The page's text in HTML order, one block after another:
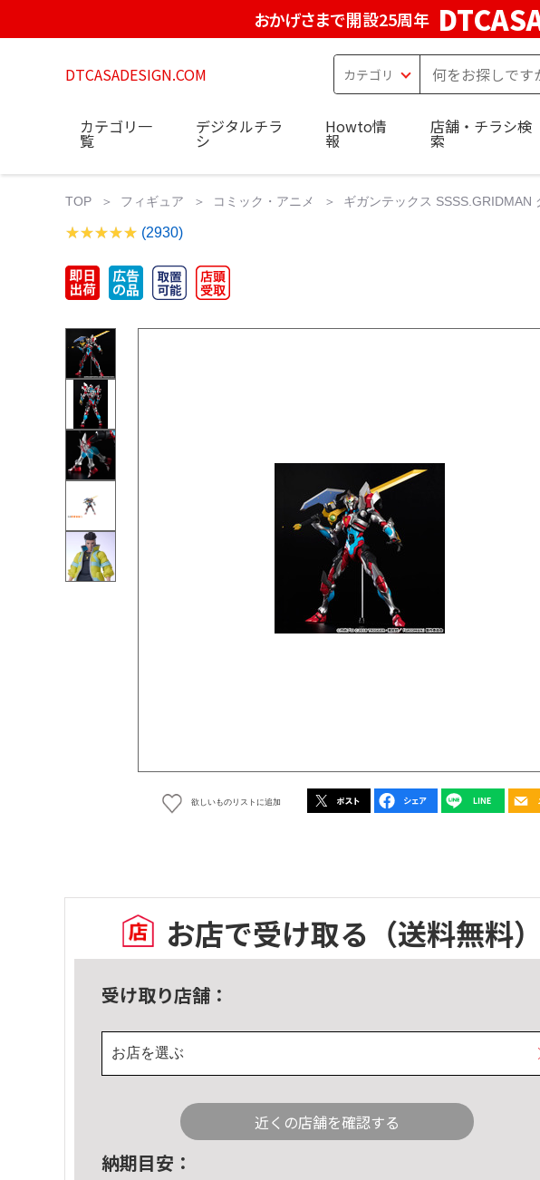
おかげさまで開設25周年
DTCASADESIGN.COM
カテゴリ一
覧
デジタルチラ
シ
Howto情
報
店舗・チラシ検
索
TOP フィギュア コミック・アニメ ギガンテックス
(2930)
欲しいものリストに追加
お店で受け取る （送料無料）
受け取り店舗：
お店を選ぶ
近くの店舗を確認する
納期目安：